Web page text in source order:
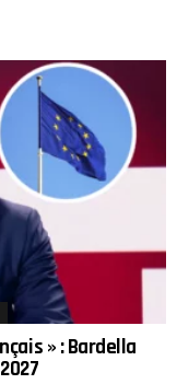
» : Bardella